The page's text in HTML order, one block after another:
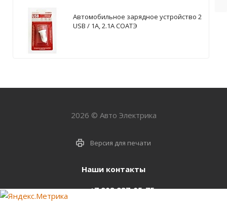
Автомобильное зарядное устройство 2
USB / 1А, 2.1А СОАТЭ
2026 © Авто Электрика
Версия для печати
Наши контакты
+7 903 937-05-75